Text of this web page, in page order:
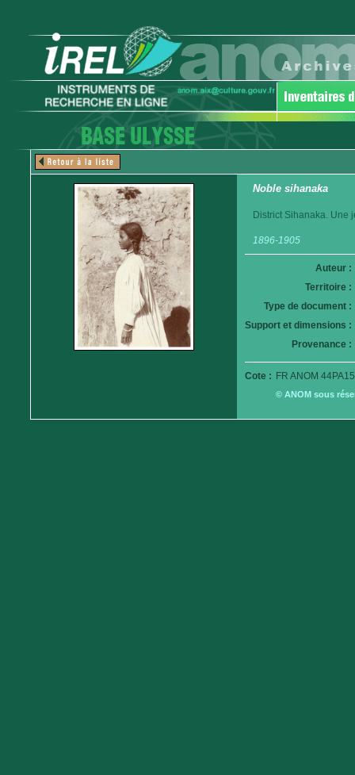
Noble sihanaka
District Sihanaka. Une
1896-1905
Auteur :
Territoire :
Type de document :
Support et dimensions :
Provenance :
Cote : FR ANOM
© ANOM sous